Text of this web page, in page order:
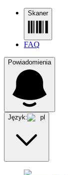
Skaner
FAQ
Powiadomienia
Język: pl